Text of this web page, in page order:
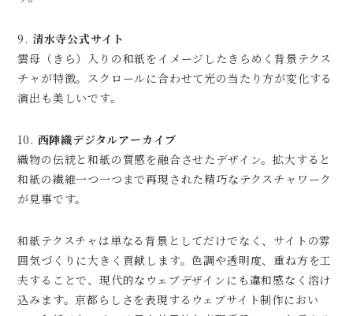
9. 清水寺公式サイト
雲母（きら）入りの和紙をイメージしたきらめく背景テクス
チャが特徴。スクロールに合わせて光の当たり方が変化する
演出も美しいです。
10. 西陣織デジタルアーカイブ
織物の伝統と和紙の質感を融合させたデザイン。拡大すると
和紙の繊維一つ一つまで再現された精巧なテクスチャワーク
が見事です。
和紙テクスチャは単なる背景としてだけでなく、サイトの雰
囲気づくりに大きく貢献します。色調や透明度、重ね方を工
夫することで、現代的なウェブデザインにも違和感なく溶け
込みます。京都らしさを表現するウェブサイト制作におい